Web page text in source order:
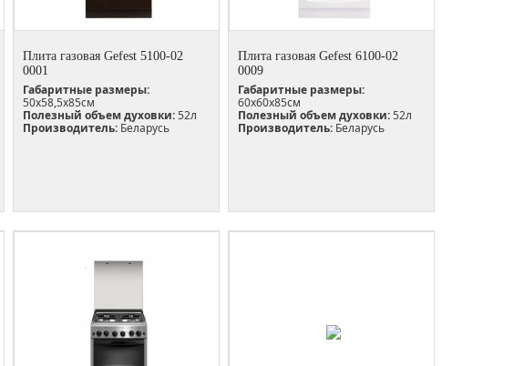
Плита газовая Gefest 5100-02
0001
Габаритные размеры:
50х58,5х85см
Полезный объем духовки:52л
Производитель: Беларусь
Плита газовая Gefest 6100-02
0009
Габаритные размеры:
60х60х85см
Полезный объем духовки:52л
Производитель: Беларусь